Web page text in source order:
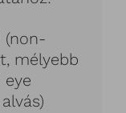
(non-
mélyebb
eye